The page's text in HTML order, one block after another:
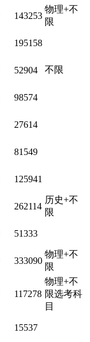
143253
物理+不
限
195158
52904 不限
98574
27614
81549
125941
262114
历史+不
限
51333
333090
物理+不
限
117278
物理+不
限选考科
目
15537